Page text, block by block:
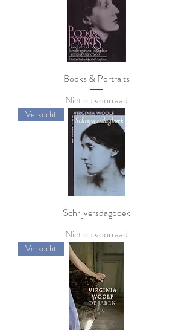
Books & Portraits
Niet op voorraad
Verkocht
Schrijversdagboek
Niet op voorraad
Verkocht